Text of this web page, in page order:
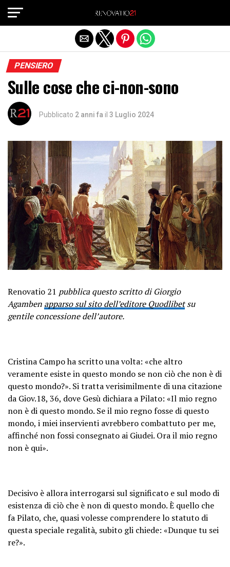
PENSIERO
Sulle cose che ci-non-sono
Pubblicato 2 anni fa il 3 Luglio 2024
Renovatio 21 pubblica questo scritto di Giorgio
Agamben apparso sul sito dell’editore Quodlibetsu
gentile concessione dell’autore.
Cristina Campo ha scritto una volta: «che altro
veramente esiste in questo mondo se non ciò che non è di
questo mondo?». Si tratta verisimilmente di una citazione
da Giov.18, 36, dove Gesù dichiara a Pilato: «Il mio regno
non è di questo mondo. Se il mio regno fosse di questo
mondo, i miei inservienti avrebbero combattuto per me,
affinché non fossi consegnato ai Giudei. Ora il mio regno
non è qui».
Decisivo è allora interrogarsi sul significato e sul modo di
esistenza di ciò che è non di questo mondo. È quello che
fa Pilato, che, quasi volesse comprendere lo statuto di
questa speciale regalità, subito gli chiede: «Dunque tu sei
re?».
Exit mobile version